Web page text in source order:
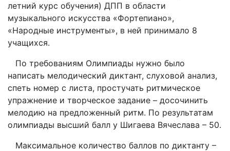
летний курс обучения) ДПП в области
музыкального искусства «Фортепиано»,
«Народные инструменты», в ней принимало 8
учащихся.
По требованиям Олимпиады нужно было
написать мелодический диктант, слуховой анализ,
спеть номер с листа, простучать ритмическое
упражнение и творческое задание – досочинить
мелодию на предложенный ритм. По результатам
олимпиады высший балл у Шигаева Вячеслава – 50.
Максимальное количество баллов по диктанту –